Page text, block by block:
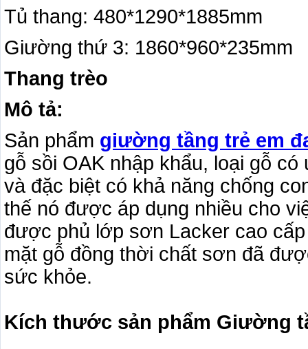
Tủ thang: 480*1290*1885mm
Giường thứ 3: 1860*960*235mm
Thang trèo
Mô tả:
Sản phẩm giường tầng trẻ em
gỗ sồi OAK nhập khẩu, loại gỗ
và đặc biệt có khả năng chống
thế nó được áp dụng nhiều cho
được phủ lớp sơn Lacker cao
mặt gỗ đồng thời chất sơn đã
sức khỏe.
Kích thước sản phẩm Giường